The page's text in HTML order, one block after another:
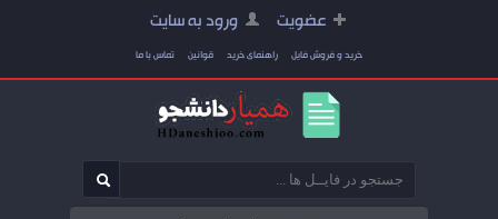
عضویت ورود به سایت
خرید و فروش فایل راهنمای خرید قوانین تماس با ما